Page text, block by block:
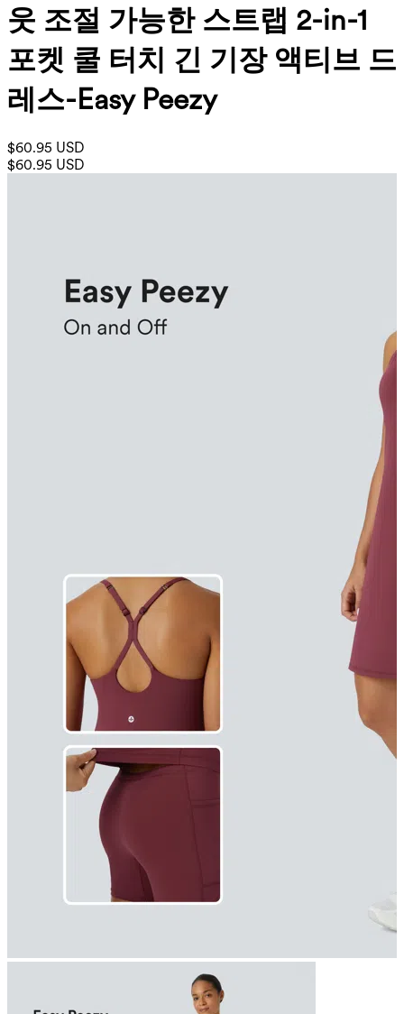
웃 조절 가능한 스트랩 2-in-1
포켓 쿨 터치 긴 기장 액티브 드
레스-Easy Peezy
$60.95 USD
$60.95 USD